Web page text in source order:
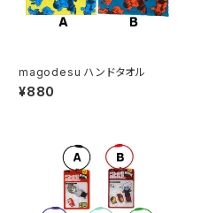
magodesu ハンドタオル
¥880